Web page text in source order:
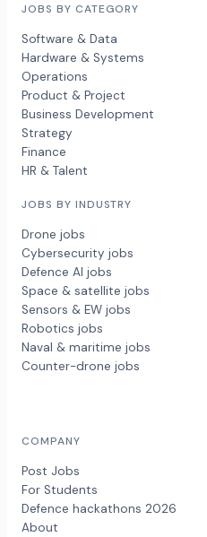
JOBS BY CATEGORY
Software & Data
Hardware & Systems
Operations
Product & Project
Business Development
Strategy
Finance
HR & Talent
JOBS BY INDUSTRY
Drone jobs
Cybersecurity jobs
Defence AI jobs
Space & satellite jobs
Sensors & EW jobs
Robotics jobs
Naval & maritime jobs
Counter-drone jobs
COMPANY
Post Jobs
For Students
Defence hackathons 2026
About